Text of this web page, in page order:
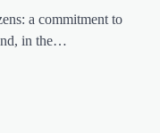
a commitment to
in the…